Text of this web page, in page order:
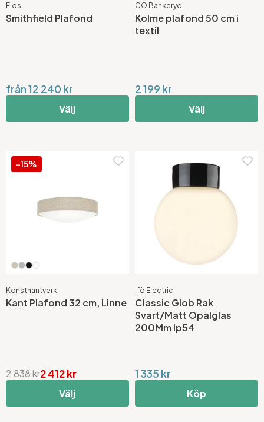
Flos
Smithfield Plafond
från 12 240 kr
Välj
CO Bankeryd
Kolme plafond 50 cm i
textil
2 199 kr
Välj
-15%
Konsthantverk
Kant Plafond 32 cm, Linne
2 412 kr
2 838 kr
Välj
Ifö Electric
Classic Glob Rak
Svart/Matt Opalglas
200Mm Ip54
1 335 kr
Köp